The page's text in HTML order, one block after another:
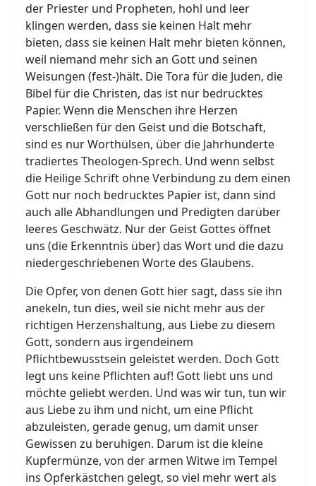
der Priester und Propheten, hohl und leer
klingen werden, dass sie keinen Halt mehr
bieten, dass sie keinen Halt mehr bieten können,
weil niemand mehr sich an Gott und seinen
Weisungen (fest-)hält. Die Tora für die Juden, die
Bibel für die Christen, das ist nur bedrucktes
Papier. Wenn die Menschen ihre Herzen
verschließen für den Geist und die Botschaft,
sind es nur Worthülsen, über die Jahrhunderte
tradiertes Theologen-Sprech. Und wenn selbst
die Heilige Schrift ohne Verbindung zu dem einen
Gott nur noch bedrucktes Papier ist, dann sind
auch alle Abhandlungen und Predigten darüber
leeres Geschwätz. Nur der Geist Gottes öffnet
uns (die Erkenntnis über) das Wort und die dazu
niedergeschriebenen Worte des Glaubens.
Die Opfer, von denen Gott hier sagt, dass sie ihn
anekeln, tun dies, weil sie nicht mehr aus der
richtigen Herzenshaltung, aus Liebe zu diesem
Gott, sondern aus irgendeinem
Pflichtbewusstsein geleistet werden. Doch Gott
legt uns keine Pflichten auf! Gott liebt uns und
möchte geliebt werden. Und was wir tun, tun wir
aus Liebe zu ihm und nicht, um eine Pflicht
abzuleisten, gerade genug, um damit unser
Gewissen zu beruhigen. Darum ist die kleine
Kupfermünze, von der armen Witwe im Tempel
ins Opferkästchen gelegt, so viel mehr wert als